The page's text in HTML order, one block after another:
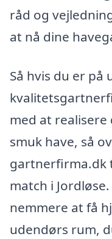
råd og
at nå dine
Så hvis du er på
med at
smuk have, så
gartnerfirma.dk
match i
nemmere at få
udendørs rum,